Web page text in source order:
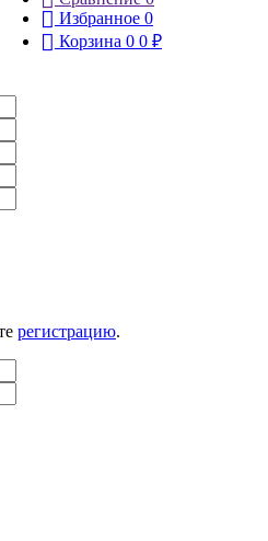
Избранное 0
Корзина 0 0 ₽
регистрацию.